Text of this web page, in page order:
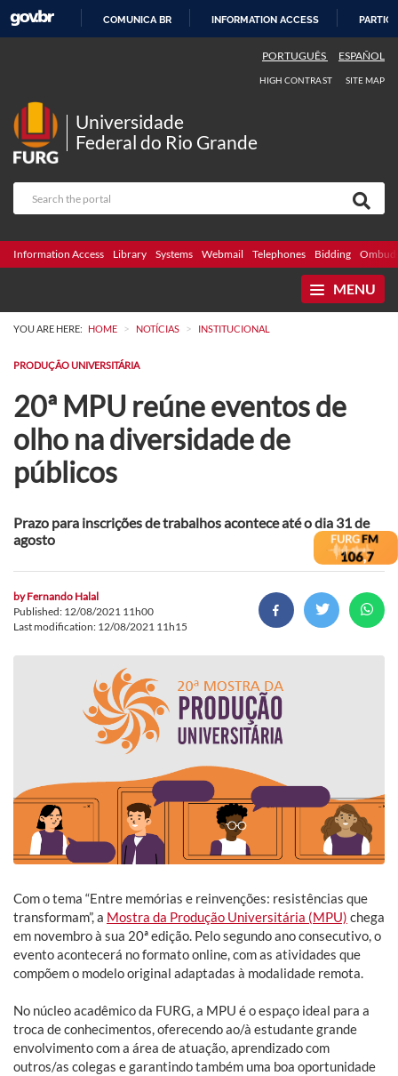
COMUNICA BR INFORMATION ACCESS
PORTUGUÊS ESPAÑOL
HIGH CONTRAST SITE MAP
Universidade
Federal do Rio Grande
Information Access Library Systems Webmail Telephones Bidding
MENU
YOU ARE HERE: HOME > NOTÍCIAS > INSTITUCIONAL
PRODUÇÃO UNIVERSITÁRIA
20ª MPU reúne eventos de
olho na diversidade de
públicos
Prazo para inscrições de trabalhos acontece até o dia 31 de
agosto
byFernando Halal
Published: 12/08/2021 11h00
Last modification: 12/08/2021 11h15
Com o tema “Entre memórias e reinvenções: resistências que
transformam”, a Mostra da Produção Universitária (MPU) chega
em novembro à sua 20ª edição. Pelo segundo ano consecutivo, o
evento acontecerá no formato online, com as atividades que
compõem o modelo original adaptadas à modalidade remota.
No núcleo acadêmico da FURG, a MPU é o espaço ideal para a
troca de conhecimentos, oferecendo ao/à estudante grande
envolvimento com a área de atuação, aprendizado com
outros/as colegas e garantindo também uma boa oportunidade